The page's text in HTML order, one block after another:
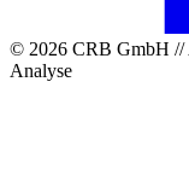
© 2026 CRB GmbH //
Analyse